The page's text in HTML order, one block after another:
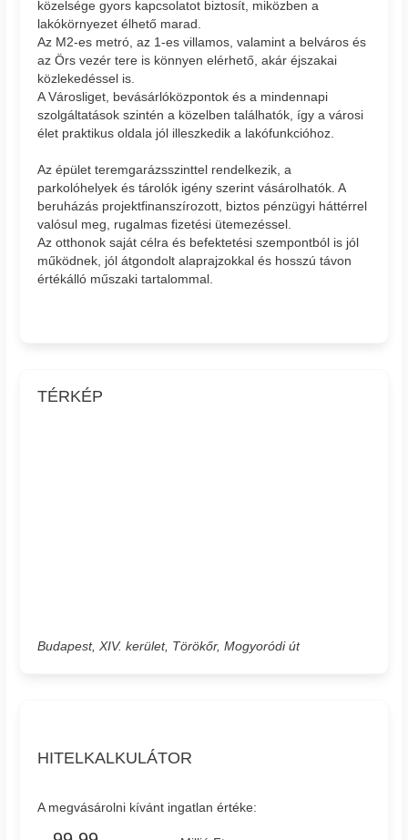
közelsége gyors kapcsolatot biztosít, miközben a
lakókörnyezet élhető marad.
Az M2-es metró, az 1-es villamos, valamint a belváros és
az Örs vezér tere is könnyen elérhető, akár éjszakai
közlekedéssel is.
A Városliget, bevásárlóközpontok és a mindennapi
szolgáltatások szintén a közelben találhatók, így a városi
élet praktikus oldala jól illeszkedik a lakófunkcióhoz.
Az épület teremgarázsszinttel rendelkezik, a
parkolóhelyek és tárolók igény szerint vásárolhatók. A
beruházás projektfinanszírozott, biztos pénzügyi háttérrel
valósul meg, rugalmas fizetési ütemezéssel.
Az otthonok saját célra és befektetési szempontból is jól
működnek, jól átgondolt alaprajzokkal és hosszú távon
értékálló műszaki tartalommal.
TÉRKÉP
Budapest, XIV. kerület, Törökőr, Mogyoródi út
HITELKALKULÁTOR
A megvásárolni kívánt ingatlan értéke: